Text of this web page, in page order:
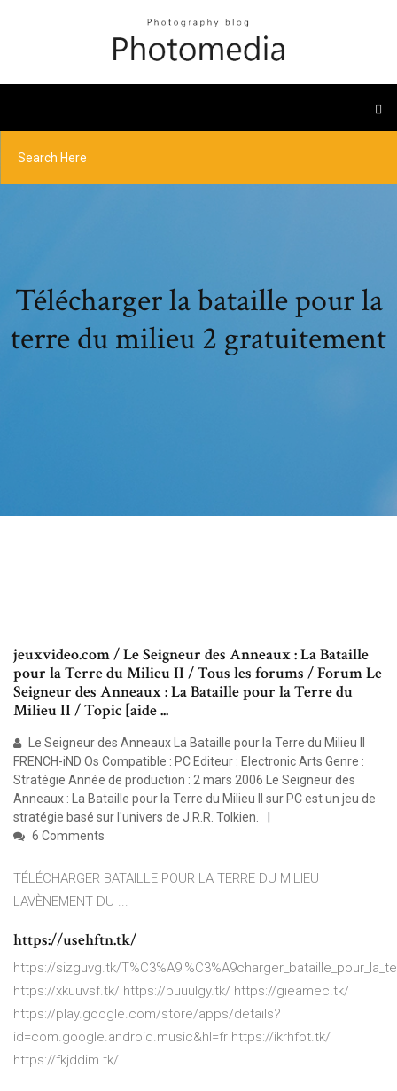
Télécharger la bataille pour la
terre du milieu 2 gratuitement
jeuxvideo.com / Le Seigneur des Anneaux : La Bataille
pour la Terre du Milieu II / Tous les forums / Forum Le
Seigneur des Anneaux : La Bataille pour la Terre du
Milieu II / Topic [aide ...
Le Seigneur des Anneaux La Bataille pour la Terre du Milieu II
FRENCH-iND Os Compatible : PC Editeur : Electronic Arts Genre :
Stratégie Année de production : 2 mars 2006 Le Seigneur des
Anneaux : La Bataille pour la Terre du Milieu II sur PC est un jeu de
stratégie basé sur l'univers de J.R.R. Tolkien.
6 Comments
TÉLÉCHARGER BATAILLE POUR LA TERRE DU MILIEU
LAVÈNEMENT DU ...
https://usehftn.tk/
https://sizguvg.tk/
https://xkuuvsf.tk/ https://puuulgy.tk/ https://gieamec.tk/
https://play.google.com/store/apps/details?
id=com.google.android.music&hl=fr https://ikrhfot.tk/
https://fkjddim.tk/